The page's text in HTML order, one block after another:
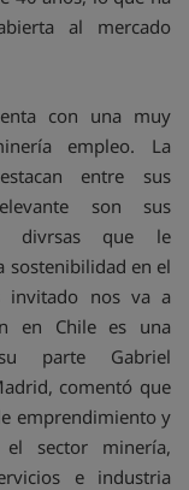
al mercado
con una muy
empleo. La
entre sus
son sus
divrsas que le
sostenibilidad en el
invitado nos va a
en Chile es una
parte Gabriel
comentó que
emprendimiento y
sector minería,
e industria